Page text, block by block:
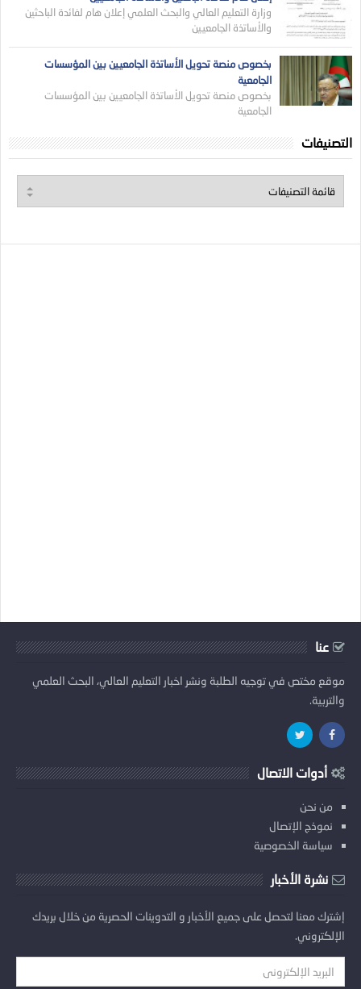
وزارة التعليم العالي والبحث العلمي إعلان هام لفائدة الباحثين
والأساتذة الجامعيين
بخصوص منصة تحويل الأساتذة الجامعيين بين المؤسسات
الجامعية
بخصوص منصة تحويل الأساتذة الجامعيين بين المؤسسات
الجامعية
التصنيفات
عنا
موقع مختص في توجيه الطلبة ونشر اخبار التعليم العالي، البحث العلمي
والتربية.
أدوات الاتصال
من نحن
نموذج الإتصال
سياسة الخصوصية
نشرة الأخبار
إشترك معنا لتحصل على جميع الأخبار و التدوينات الحصرية من خلال بريدك
الإلكتروني.